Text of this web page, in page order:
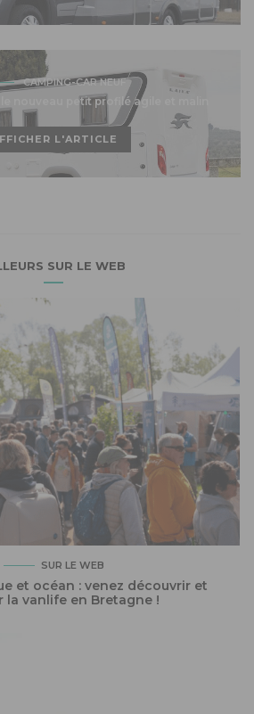
CAMPING-CAR NEUF
le nouveau petit profilé agile et malin
L'ARTICLE
SUR LE WEB
SUR LE WEB
et océan : venez découvrir et
la vanlife en Bretagne !